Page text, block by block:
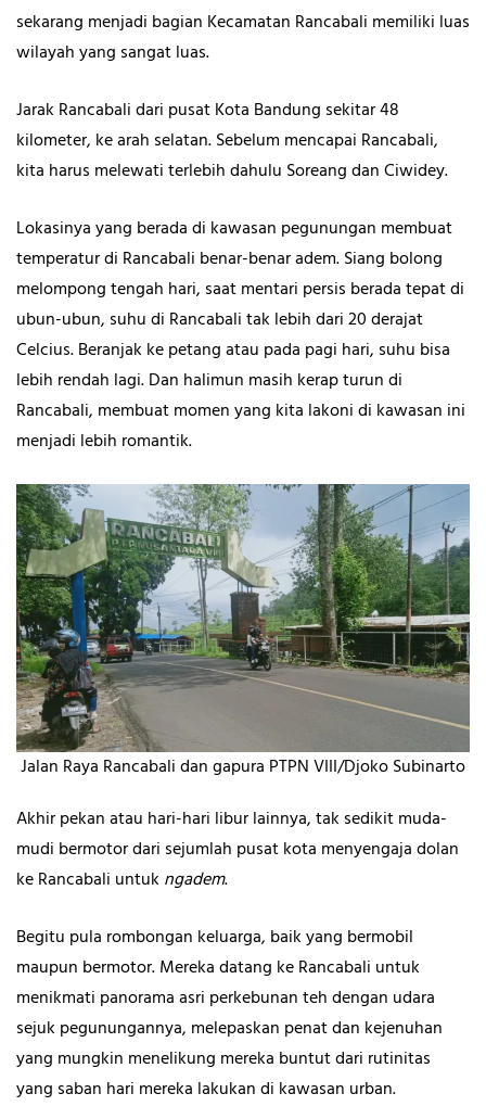
sekarang menjadi bagian Kecamatan Rancabali memiliki luas
wilayah yang sangat luas.
Jarak Rancabali dari pusat Kota Bandung sekitar 48
kilometer, ke arah selatan. Sebelum mencapai Rancabali,
kita harus melewati terlebih dahulu Soreang dan Ciwidey.
Lokasinya yang berada di kawasan pegunungan membuat
temperatur di Rancabali benar-benar adem. Siang bolong
melompong tengah hari, saat mentari persis berada tepat di
ubun-ubun, suhu di Rancabali tak lebih dari 20 derajat
Celcius. Beranjak ke petang atau pada pagi hari, suhu bisa
lebih rendah lagi. Dan halimun masih kerap turun di
Rancabali, membuat momen yang kita lakoni di kawasan ini
menjadi lebih romantik.
Jalan Raya Rancabali dan gapura PTPN VIII/Djoko Subinarto
Akhir pekan atau hari-hari libur lainnya, tak sedikit muda-
mudi bermotor dari sejumlah pusat kota menyengaja dolan
ke Rancabali untuk ngadem.
Begitu pula rombongan keluarga, baik yang bermobil
maupun bermotor. Mereka datang ke Rancabali untuk
menikmati panorama asri perkebunan teh dengan udara
sejuk pegunungannya, melepaskan penat dan kejenuhan
yang mungkin menelikung mereka buntut dari rutinitas
yang saban hari mereka lakukan di kawasan urban.